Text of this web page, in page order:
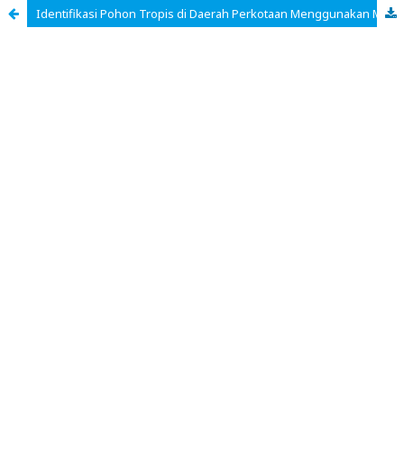
Identifikasi Pohon Tropis di Daerah Perkotaan Menggunakan Multispectral Drone Imagery